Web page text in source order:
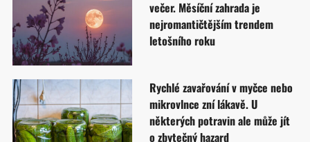
večer. Měsíční zahrada je
nejromantičtějším trendem
letošního roku
Rychlé zavařování v myčce nebo
mikrovlnce zní lákavě. U
některých potravin ale může jít
o zbytečný hazard